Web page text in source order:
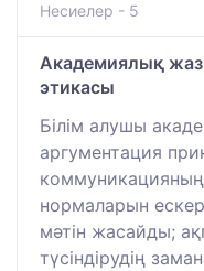
Несиелер - 5
Академиялық
этикасы
Білім алушы
аргументация
коммуникацияның
нормаларын
мәтін жасайды;
түсіндірудің